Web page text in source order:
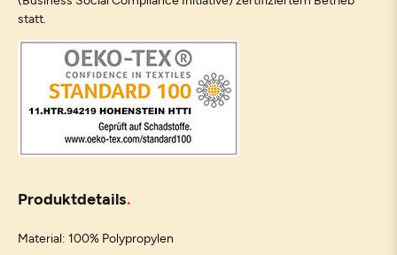
statt.
Produktdetails
Material: 100% Polypropylen